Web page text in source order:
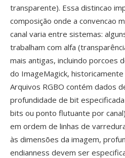
transparente). Essa distincao
composição onde a convencao
canal varia entre sistemas:
trabalham com alfa
mais antigas, incluindo porcoes
do ImageMagick,
Arquivos RGBO contém dados
profundidade de bit
bits ou ponto flutuante por
em ordem de linhas de
às dimensões da imagem,
endianness devem ser